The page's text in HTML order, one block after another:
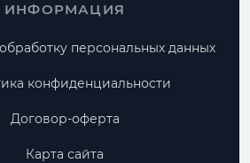
ИНФОРМАЦИЯ
персональных данных
конфиденциальности
Договор-оферта
Карта сайта